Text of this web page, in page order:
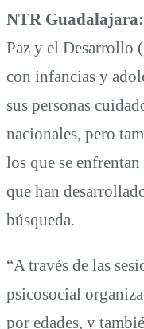
NTR Guadalajara:
Paz y el Desarrollo
con infancias y
sus personas
nacionales, pero
los que se
que han
búsqueda.
“A través de las
psicosocial
por edades, y